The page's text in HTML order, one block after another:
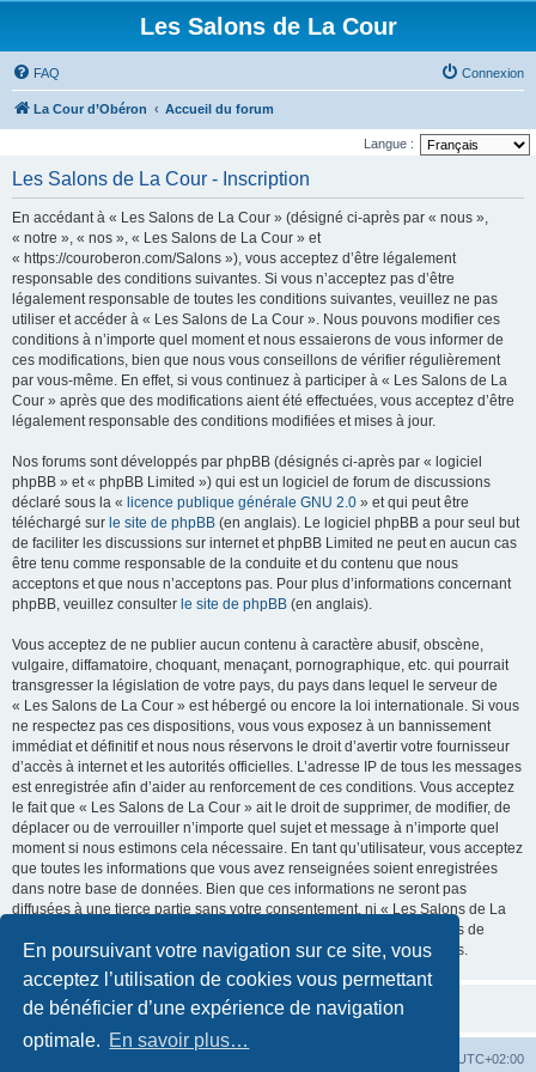
En poursuivant votre navigation sur ce site, vous
acceptez l’utilisation de cookies vous permettant
de bénéficier d’une expérience de navigation
optimale. En savoir plus…
Les Salons de La Cour
FAQ Connexion
La Cour d’Obéron Accueil du forum
Langue :
Les Salons de La Cour - Inscription
En accédant à « Les Salons de La Cour » (désigné ci-après par « nous »,
« notre », « nos », « Les Salons de La Cour » et
« https://couroberon.com/Salons »), vous acceptez d’être légalement
responsable des conditions suivantes. Si vous n’acceptez pas d’être
légalement responsable de toutes les conditions suivantes, veuillez ne pas
utiliser et accéder à « Les Salons de La Cour ». Nous pouvons modifier ces
conditions à n’importe quel moment et nous essaierons de vous informer de
ces modifications, bien que nous vous conseillons de vérifier régulièrement
par vous-même. En effet, si vous continuez à participer à « Les Salons de La
Cour » après que des modifications aient été effectuées, vous acceptez d’être
légalement responsable des conditions modifiées et mises à jour.
Nos forums sont développés par phpBB (désignés ci-après par « logiciel
phpBB » et « phpBB Limited ») qui est un logiciel de forum de discussions
déclaré sous la « licence publique générale GNU 2.0 » et qui peut être
téléchargé sur le site de phpBB (en anglais). Le logiciel phpBB a pour seul but
de faciliter les discussions sur internet et phpBB Limited ne peut en aucun cas
être tenu comme responsable de la conduite et du contenu que nous
acceptons et que nous n’acceptons pas. Pour plus d’informations concernant
phpBB, veuillez consulter le site de phpBB (en anglais).
Vous acceptez de ne publier aucun contenu à caractère abusif, obscène,
vulgaire, diffamatoire, choquant, menaçant, pornographique, etc. qui pourrait
transgresser la législation de votre pays, du pays dans lequel le serveur de
« Les Salons de La Cour » est hébergé ou encore la loi internationale. Si vous
ne respectez pas ces dispositions, vous vous exposez à un bannissement
immédiat et définitif et nous nous réservons le droit d’avertir votre fournisseur
d’accès à internet et les autorités officielles. L’adresse IP de tous les messages
est enregistrée afin d’aider au renforcement de ces conditions. Vous acceptez
le fait que « Les Salons de La Cour » ait le droit de supprimer, de modifier, de
déplacer ou de verrouiller n’importe quel sujet et message à n’importe quel
moment si nous estimons cela nécessaire. En tant qu’utilisateur, vous acceptez
que toutes les informations que vous avez renseignées soient enregistrées
dans notre base de données. Bien que ces informations ne seront pas
diffusées à une tierce partie sans votre consentement, ni « Les Salons de La
Cour », ni phpBB, ne pourront être tenus comme responsables en cas de
tentative de piratage informatique visant à compromettre vos données.
UTC+02:00